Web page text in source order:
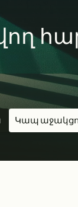
Կապ